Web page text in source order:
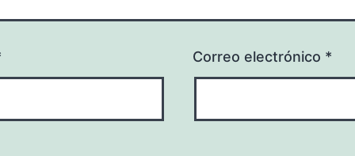
Correo electrónico *